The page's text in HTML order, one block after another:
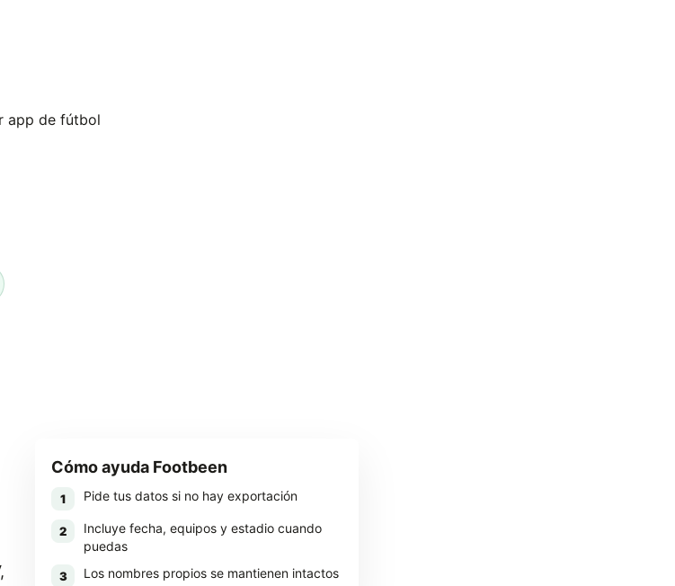
app de fútbol
Cómo ayuda Footbeen
1 Pide tus datos si no hay exportación
2
Incluye fecha, equipos y estadio cuando
puedas
3 Los nombres propios se mantienen intactos